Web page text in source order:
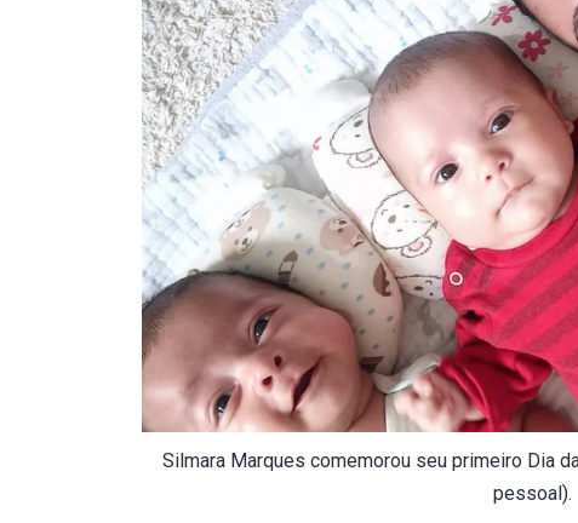
Silmara Marques comemorou seu primeiro Dia
pessoal).